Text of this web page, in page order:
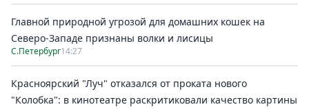
Главной природной угрозой для домашних кошек на
Северо-Западе признаны волки и лисицы
С.Петербург14:27
Красноярский "Луч" отказался от проката нового
"Колобка": в кинотеатре раскритиковали качество картины